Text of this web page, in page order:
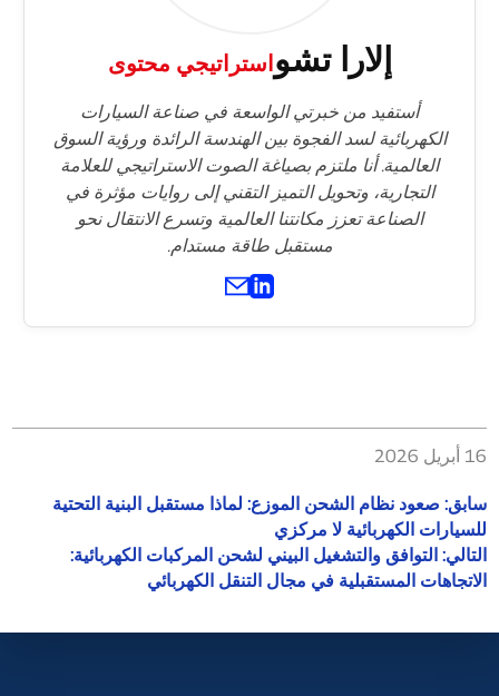
إلارا تشو استراتيجي محتوى
أستفيد من خبرتي الواسعة في صناعة السيارات
الكهربائية لسد الفجوة بين الهندسة الرائدة ورؤية السوق
العالمية. أنا ملتزم بصياغة الصوت الاستراتيجي للعلامة
التجارية، وتحويل التميز التقني إلى روايات مؤثرة في
الصناعة تعزز مكانتنا العالمية وتسرع الانتقال نحو
مستقبل طاقة مستدام.
16 أبريل 2026
سابق: صعود نظام الشحن الموزع: لماذا مستقبل البنية التحتية
للسيارات الكهربائية لا مركزي
التالي: التوافق والتشغيل البيني لشحن المركبات الكهربائية:
الاتجاهات المستقبلية في مجال التنقل الكهربائي